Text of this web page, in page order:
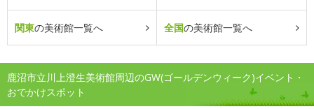
関東の美術館一覧へ 全国の美術館一覧へ
鹿沼市立川上澄生美術館周辺のGW(ゴールデンウィーク)イベント・
おでかけスポット